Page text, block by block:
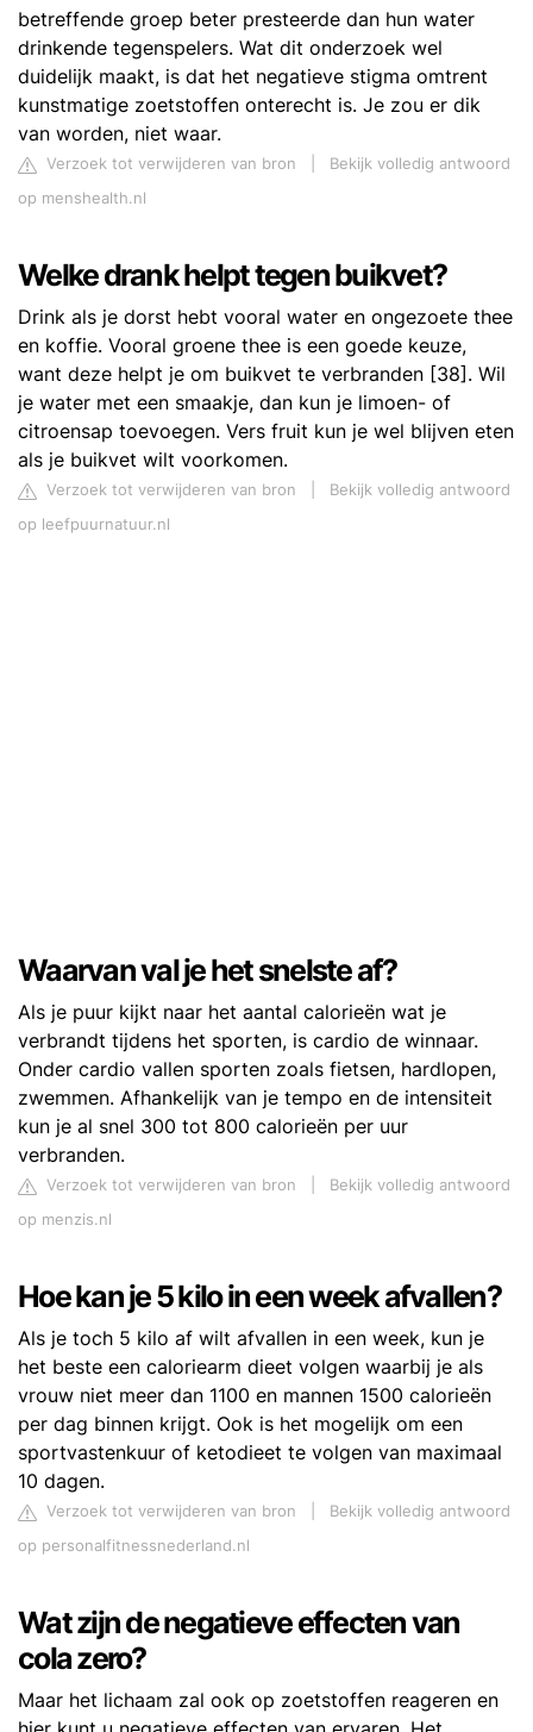
betreffende groep beter presteerde dan hun water
drinkende tegenspelers. Wat dit onderzoek wel
duidelijk maakt, is dat het negatieve stigma omtrent
kunstmatige zoetstoffen onterecht is. Je zou er dik
van worden, niet waar.
Verzoek tot verwijderen van bron
Bekijk volledig antwoord
op menshealth.nl
Welke drank helpt tegen buikvet?
Drink als je dorst hebt vooral water en ongezoete thee
en koffie. Vooral groene thee is een goede keuze,
want deze helpt je om buikvet te verbranden [38]. Wil
je water met een smaakje, dan kun je limoen- of
citroensap toevoegen. Vers fruit kun je wel blijven eten
als je buikvet wilt voorkomen.
Verzoek tot verwijderen van bron
Bekijk volledig antwoord
op leefpuurnatuur.nl
Waarvan val je het snelste af?
Als je puur kijkt naar het aantal calorieën wat je
verbrandt tijdens het sporten, is cardio de winnaar.
Onder cardio vallen sporten zoals fietsen, hardlopen,
zwemmen. Afhankelijk van je tempo en de intensiteit
kun je al snel 300 tot 800 calorieën per uur
verbranden.
Verzoek tot verwijderen van bron
Bekijk volledig antwoord
op menzis.nl
Hoe kan je 5 kilo in een week afvallen?
Als je toch 5 kilo af wilt afvallen in een week, kun je
het beste een caloriearm dieet volgen waarbij je als
vrouw niet meer dan 1100 en mannen 1500 calorieën
per dag binnen krijgt. Ook is het mogelijk om een
sportvastenkuur of ketodieet te volgen van maximaal
10 dagen.
Verzoek tot verwijderen van bron
Bekijk volledig antwoord
op personalfitnessnederland.nl
Wat zijn de negatieve effecten van
cola zero?
Maar het lichaam zal ook op zoetstoffen reageren en